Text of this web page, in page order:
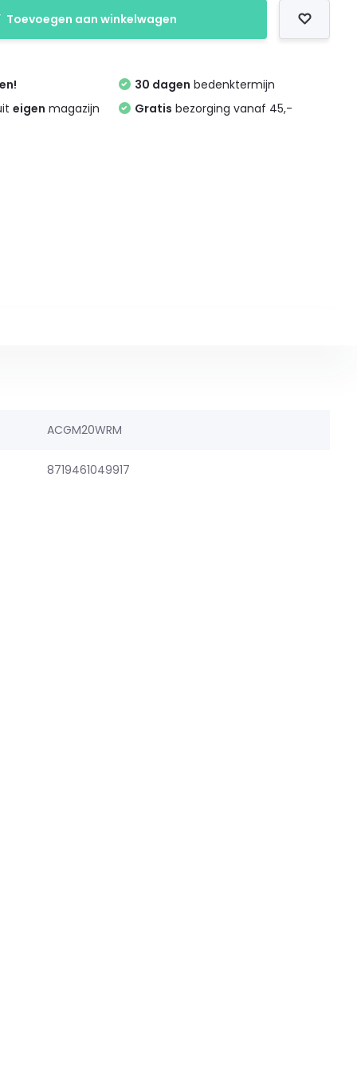
Toevoegen aan winkelwagen
eigen magazijn
30 dagen bedenktermijn
Gratis bezorging vanaf 45,-
ACGM20WRM
8719461049917